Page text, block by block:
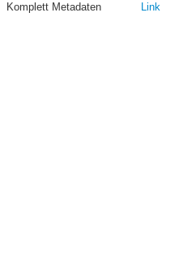
Komplett Metadaten Link